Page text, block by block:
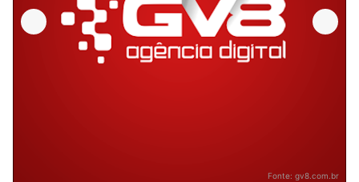
Fonte: gv8.com.br